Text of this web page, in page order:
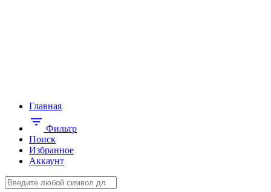
Главная
Фильтр
Поиск
Избранное
Аккаунт